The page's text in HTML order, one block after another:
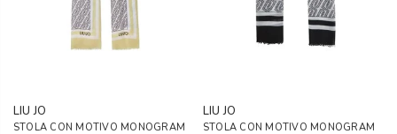
LIU JO
STOLA CON MOTIVO MONOGRAM
LIU JO
STOLA CON MOTIVO MONOGRAM